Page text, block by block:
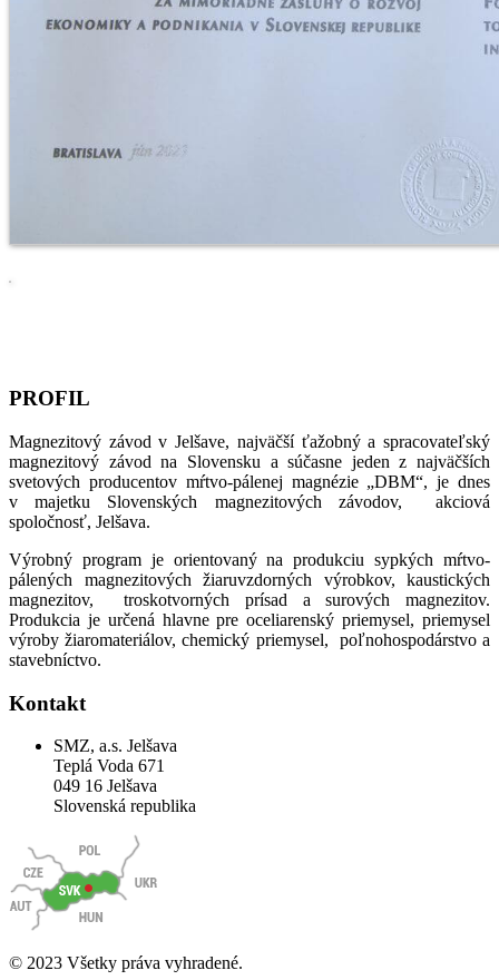
PROFIL
Magnezitový závod v Jelšave, najväčší ťažobný a spracovateľský
magnezitový závod na Slovensku a súčasne jeden z najväčších
svetových producentov mŕtvo-pálenej magnézie „DBM“, je dnes
v majetku Slovenských magnezitových závodov, akciová
spoločnosť, Jelšava.
Výrobný program je orientovaný na produkciu sypkých mŕtvo-
pálených magnezitových žiaruvzdorných výrobkov, kaustických
magnezitov, troskotvorných prísad a surových magnezitov.
Produkcia je určená hlavne pre oceliarenský priemysel, priemysel
výroby žiaromateriálov, chemický priemysel, poľnohospodárstvo a
stavebníctvo.
Kontakt
SMZ, a.s. Jelšava
Teplá Voda 671
049 16 Jelšava
Slovenská republika
© 2023 Všetky práva vyhradené.